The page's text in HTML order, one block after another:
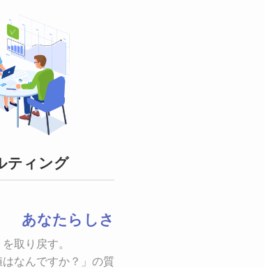
ために、適した場所へ適切なターゲットに向け
のプロセスを考え実行・検証・修正
ティング
あなたらしさ
取り戻す。
はなんですか？」の質問に答えることはできるでし